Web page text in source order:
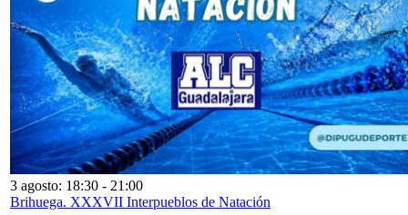
3 agosto: 18:30 - 21:00
Brihuega. XXXVII Interpueblos de Natación